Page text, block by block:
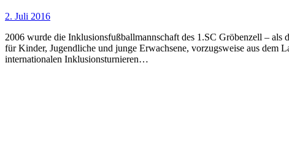
2. Juli 2016
2006 wurde die Inklusionsfußballmannschaft des 1.SC Gröbenzell –
für Kinder, Jugendliche und junge Erwachsene, vorzugsweise aus dem
internationalen Inklusionsturnieren…